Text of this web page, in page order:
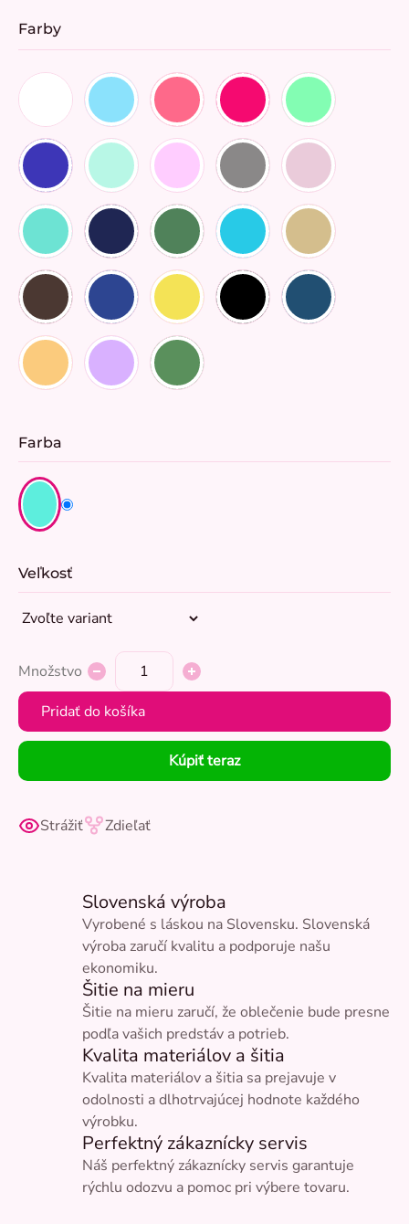
Farby
Farba
Veľkosť
Množstvo
Pridať do košíka
Kúpiť teraz
Strážiť Zdieľať
Slovenská výroba
Vyrobené s láskou na Slovensku. Slovenská
výroba zaručí kvalitu a podporuje našu
ekonomiku.
Šitie na mieru
Šitie na mieru zaručí, že oblečenie bude presne
podľa vašich predstáv a potrieb.
Kvalita materiálov a šitia
Kvalita materiálov a šitia sa prejavuje v
odolnosti a dlhotrvajúcej hodnote každého
výrobku.
Perfektný zákaznícky servis
Náš perfektný zákaznícky servis garantuje
rýchlu odozvu a pomoc pri výbere tovaru.